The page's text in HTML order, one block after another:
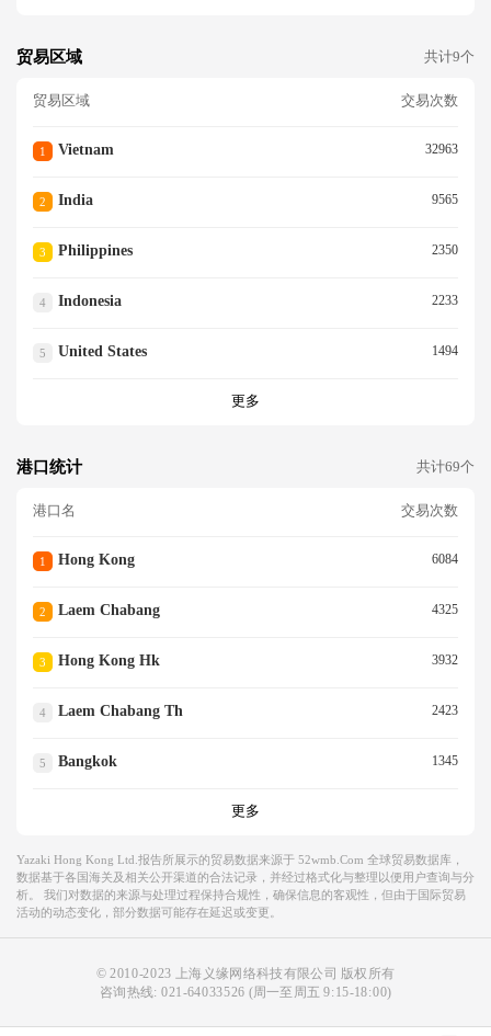
贸易区域 共计9个
贸易区域 交易次数
1 Vietnam 32963
2 India 9565
3 Philippines 2350
4 Indonesia 2233
5 United States 1494
更多
港口统计 共计69个
港口名 交易次数
1 Hong Kong 6084
2 Laem Chabang 4325
3 Hong Kong Hk 3932
4 Laem Chabang Th 2423
5 Bangkok 1345
更多
Yazaki Hong Kong Ltd.报告所展示的贸易数据来源于 52wmb.com 全球贸易数据库，
数据基于各国海关及相关公开渠道的合法记录，并经过格式化与整理以便用户查询与分
析。 我们对数据的来源与处理过程保持合规性，确保信息的客观性，但由于国际贸易
活动的动态变化，部分数据可能存在延迟或变更。
© 2010-2023 上海义缘网络科技有限公司 版权所有
咨询热线:021-64033526 (周一至周五 9:15-18:00)